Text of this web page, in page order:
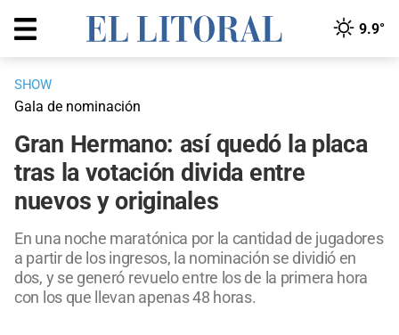
9.9°
SHOW
Gala de nominación
Gran Hermano: así quedó la placa
tras la votación divida entre
nuevos y originales
En una noche maratónica por la cantidad de jugadores
a partir de los ingresos, la nominación se dividió en
dos, y se generó revuelo entre los de la primera hora
con los que llevan apenas 48 horas.